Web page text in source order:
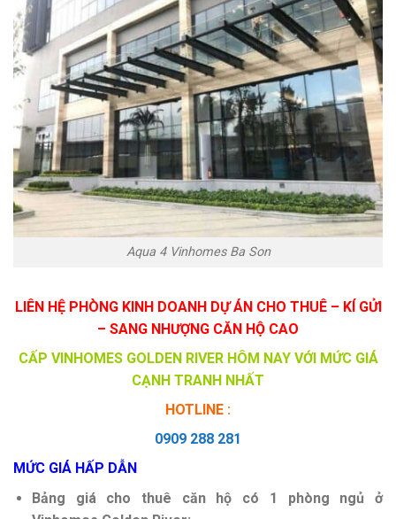
Aqua 4 Vinhomes Ba Son
LIÊN HỆ PHÒNG KINH DOANH DỰ ÁN CHO THUÊ – KÍ GỬI
– SANG NHƯỢNG CĂN HỘ CAO
CẤP VINHOMES GOLDEN RIVER HÔM NAY VỚI MỨC GIÁ
CẠNH TRANH NHẤT
HOTLINE :
0909 288 281
MỨC GIÁ HẤP DẪN
Bảng giá cho thuê căn hộ có 1 phòng ngủ ở